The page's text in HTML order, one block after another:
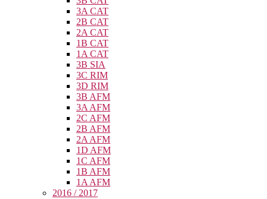
3A CAT
2B CAT
2A CAT
1B CAT
1A CAT
3B SIA
3C RIM
3D RIM
3B AFM
3A AFM
2C AFM
2B AFM
2A AFM
1D AFM
1C AFM
1B AFM
1A AFM
2016 / 2017